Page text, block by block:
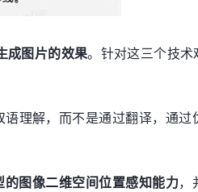
成图片的效果。针对这三个技
理解，而不是通过翻译，通
图像二维空间位置感知能力，